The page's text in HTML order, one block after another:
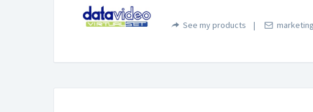
See my products